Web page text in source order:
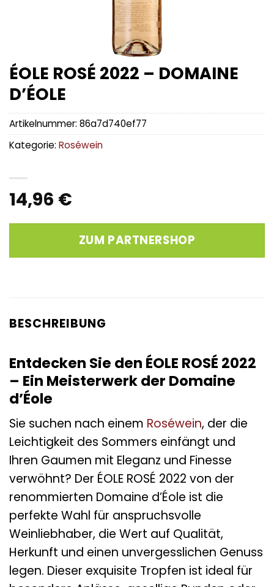
ÉOLE ROSÉ 2022 – DOMAINE
D’ÉOLE
14,96 €
ZUM PARTNERSHOP
Artikelnummer: 86a7d740ef77
Kategorie: Roséwein
BESCHREIBUNG
Entdecken Sie den ÉOLE ROSÉ 2022
– Ein Meisterwerk der Domaine
d’Éole
Sie suchen nach einem Roséwein, der die
Leichtigkeit des Sommers einfängt und
Ihren Gaumen mit Eleganz und Finesse
verwöhnt? Der ÉOLE ROSÉ 2022 von der
renommierten Domaine d’Éole ist die
perfekte Wahl für anspruchsvolle
Weinliebhaber, die Wert auf Qualität,
Herkunft und einen unvergesslichen Genuss
legen. Dieser exquisite Tropfen ist ideal für